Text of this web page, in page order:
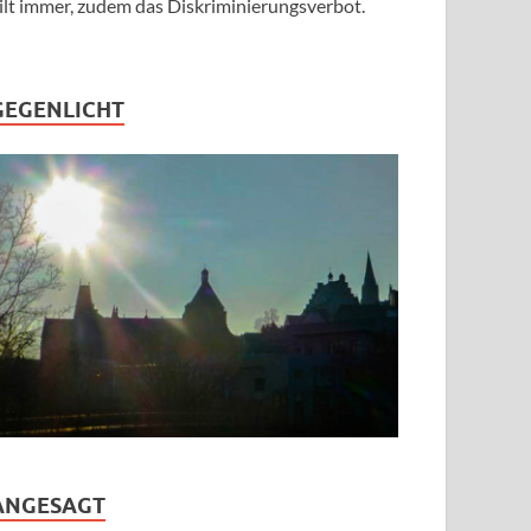
immer, zudem das Diskriminierungsverbot.